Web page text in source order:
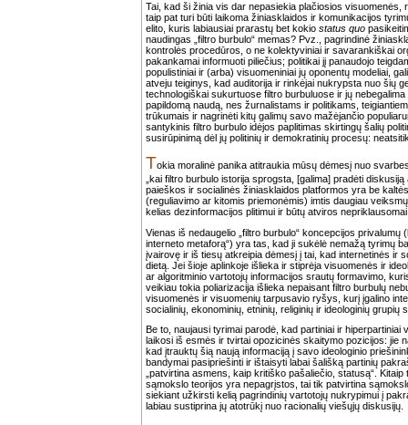
Tai, kad ši žinia vis dar nepasiekia plačiosios
taip pat turi būti laikoma žiniasklaidos ir komunikacijos
elito, kuris labiausiai prarastų bet kokio status quo
naudingas „filtro burbulo“ memas? Pvz., pagrindinė
kontrolės procedūros, o ne kolektyviniai ir savarankiškai
pakankamai informuoti piliečius; politikai jį panaudojo
populistiniai ir (arba) visuomeniniai jų oponentų modeliai,
atveju teiginys, kad auditorija ir rinkėjai nukrypsta nuo šių
technologiškai sukurtuose filtro burbuluose ir jų
papildomą naudą, nes žurnalistams ir politikams,
trūkumais ir nagrinėti kitų galimų savo mažėjančio
santykinis filtro burbulo idėjos paplitimas skirtingų šalių
susirūpinimą dėl jų politinių ir demokratinių procesų:
Tokia moralinė panika atitraukia mūsų dėmesį nuo
„kai filtro burbulo istorija sprogsta, [galima] pradėti
paieškos ir socialinės žiniasklaidos platformos yra be
(reguliavimo ar kitomis priemonėmis) imtis daugiau
kelias dezinformacijos plitimui ir būtų atviros
Vienas iš nedaugelio „filtro burbulo“ koncepcijos privalumų
interneto metaforą“) yra tas, kad ji sukėlė nemažą tyrimų
įvairovę ir iš tiesų atkreipia dėmesį į tai, kad internetinės ir
dietą. Jei šioje aplinkoje išlieka ir stiprėja visuomenės ir
ar algoritminio vartotojų informacijos srautų formavimo,
veikiau tokia poliarizacija išlieka nepaisant filtro burbulų
visuomenės ir visuomenių tarpusavio ryšys, kurį įgalino
socialinių, ekonominių, etninių, religinių ir ideologinių grupių
Be to, naujausi tyrimai parodė, kad partiniai ir
laikosi iš esmės ir tvirtai opozicinės skaitymo pozicijos: jie
kad įtrauktų šią naują informaciją į savo ideologinio
bandymai pasipriešinti ir ištaisyti labai šališką partinių
„patvirtina asmens, kaip kritiško pašaliečio, statusą“.
sąmokslo teorijos yra nepagrįstos, tai tik patvirtina
siekiant užkirsti kelią pagrindinių vartotojų nukrypimui į
labiau sustiprina jų atotrūkį nuo racionalių viešųjų diskusijų.